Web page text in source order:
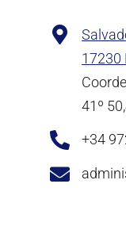
17230
41º
+34